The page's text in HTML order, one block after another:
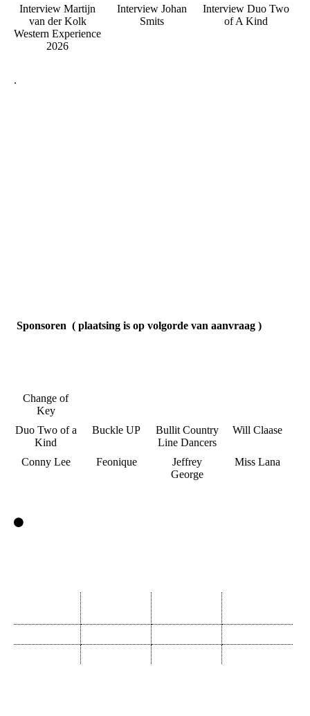
Interview Martijn
van der Kolk
Western Experience
2026
Interview Johan
Smits
Interview Duo Two
of A Kind
.
Sponsoren ( plaatsing is op volgorde van aanvraag )
Change of
Key
Duo Two of a
Kind
Buckle UP
Bullit Country
Line Dancers
Will Claase
Conny Lee Feonique
Jeffrey
George
Miss Lana